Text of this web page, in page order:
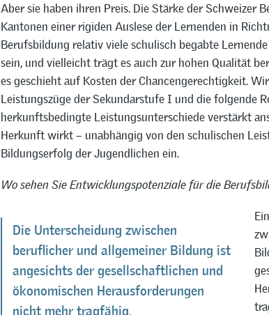
Aber sie haben ihren Preis. Die Stärke der Schweizer
Kantonen einer rigiden Auslese der Lernenden in
Berufsbildung relativ viele schulisch begabte
sein, und vielleicht trägt es auch zur hohen Qualität
es geschieht auf Kosten der Chancengerechtigkeit.
Leistungszüge der Sekundarstufe I und die folgende
herkunftsbedingte Leistungsunterschiede verstärkt
Herkunft wirkt – unabhängig von den schulischen
Bildungserfolg der Jugendlichen ein.
Wo sehen Sie Entwicklungspotenziale für die
Die Unterscheidung zwischen
beruflicher und allgemeiner Bildung ist
angesichts der gesellschaftlichen und
ökonomischen Herausforderungen
nicht mehr tragfähig.